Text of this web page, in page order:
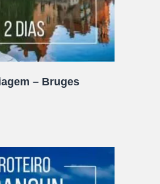
– Bruges